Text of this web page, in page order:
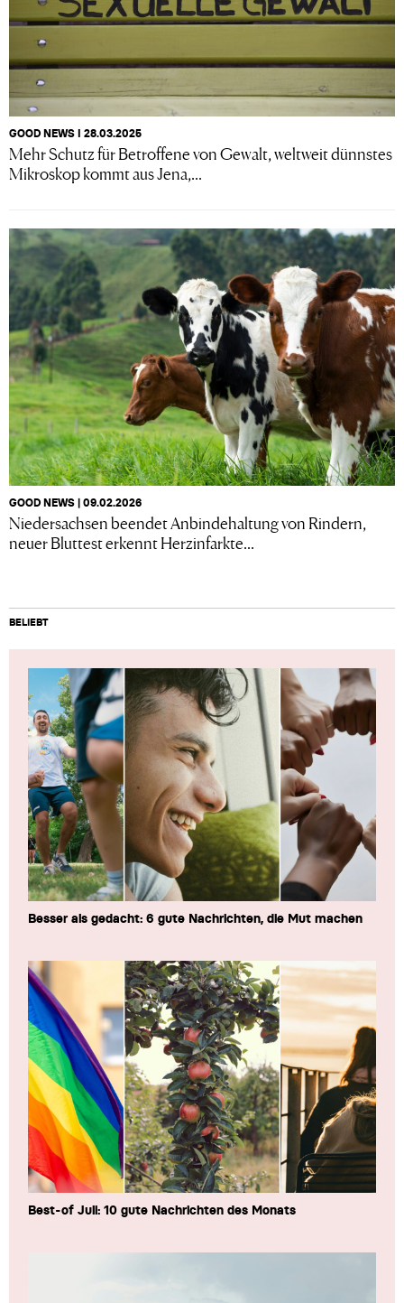
GOOD NEWS I 28.03.2025
Mehr Schutz für Betroffene von Gewalt, weltweit dünnstes
Mikroskop kommt aus Jena,...
GOOD NEWS | 09.02.2026
Niedersachsen beendet Anbindehaltung von Rindern,
neuer Bluttest erkennt Herzinfarkte...
BELIEBT
Besser als gedacht: 6 gute Nachrichten, die Mut machen
Best-of Juli: 10 gute Nachrichten des Monats